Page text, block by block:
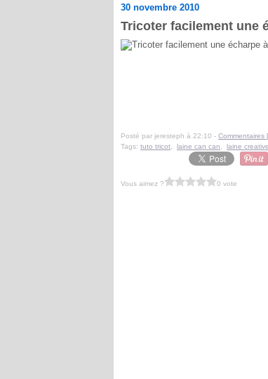
30 novembre 2010
Tricoter facilement une
Posté par jeresteph à 22:10 - Commentaires [
Tags: tuto tricot laine can can laine
Vous aimez ? 0 vote